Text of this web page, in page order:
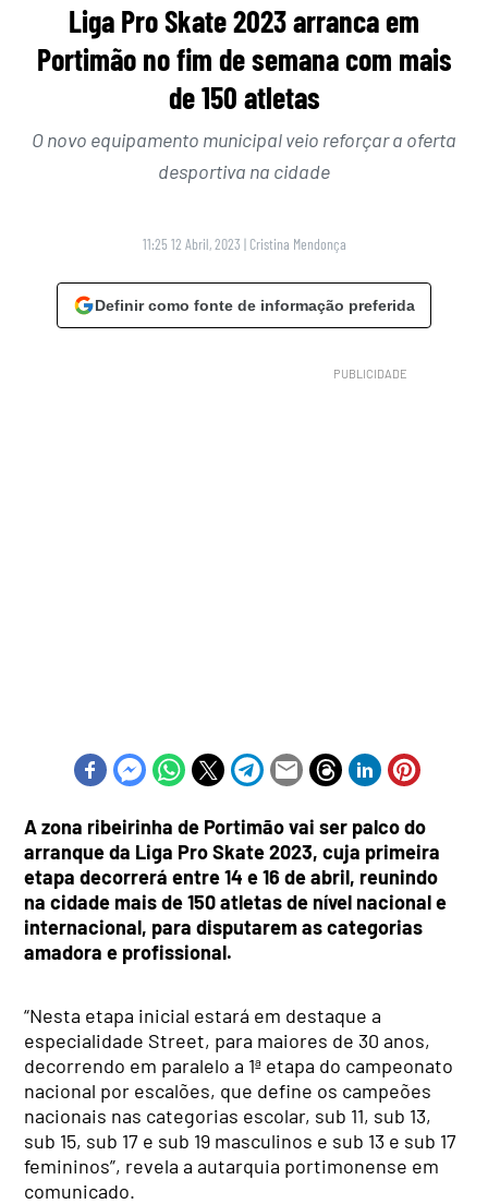
Liga Pro Skate 2023 arranca em
Portimão no fim de semana com mais
de 150 atletas
O novo equipamento municipal veio reforçar a oferta
desportiva na cidade
11:25 12 Abril, 2023 | Cristina Mendonça
Definir como fonte de informação preferida
A zona ribeirinha de Portimão vai ser palco do
arranque da Liga Pro Skate 2023, cuja primeira
etapa decorrerá entre 14 e 16 de abril, reunindo
na cidade mais de 150 atletas de nível nacional e
internacional, para disputarem as categorias
amadora e profissional.
“Nesta etapa inicial estará em destaque a
especialidade Street, para maiores de 30 anos,
decorrendo em paralelo a 1ª etapa do campeonato
nacional por escalões, que define os campeões
nacionais nas categorias escolar, sub 11, sub 13,
sub 15, sub 17 e sub 19 masculinos e sub 13 e sub 17
femininos”, revela a autarquia portimonense em
comunicado.